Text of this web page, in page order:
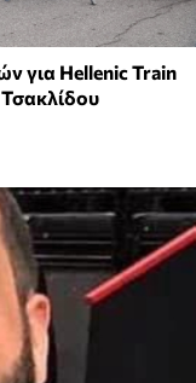
για Hellenic Train
Τσακλίδου